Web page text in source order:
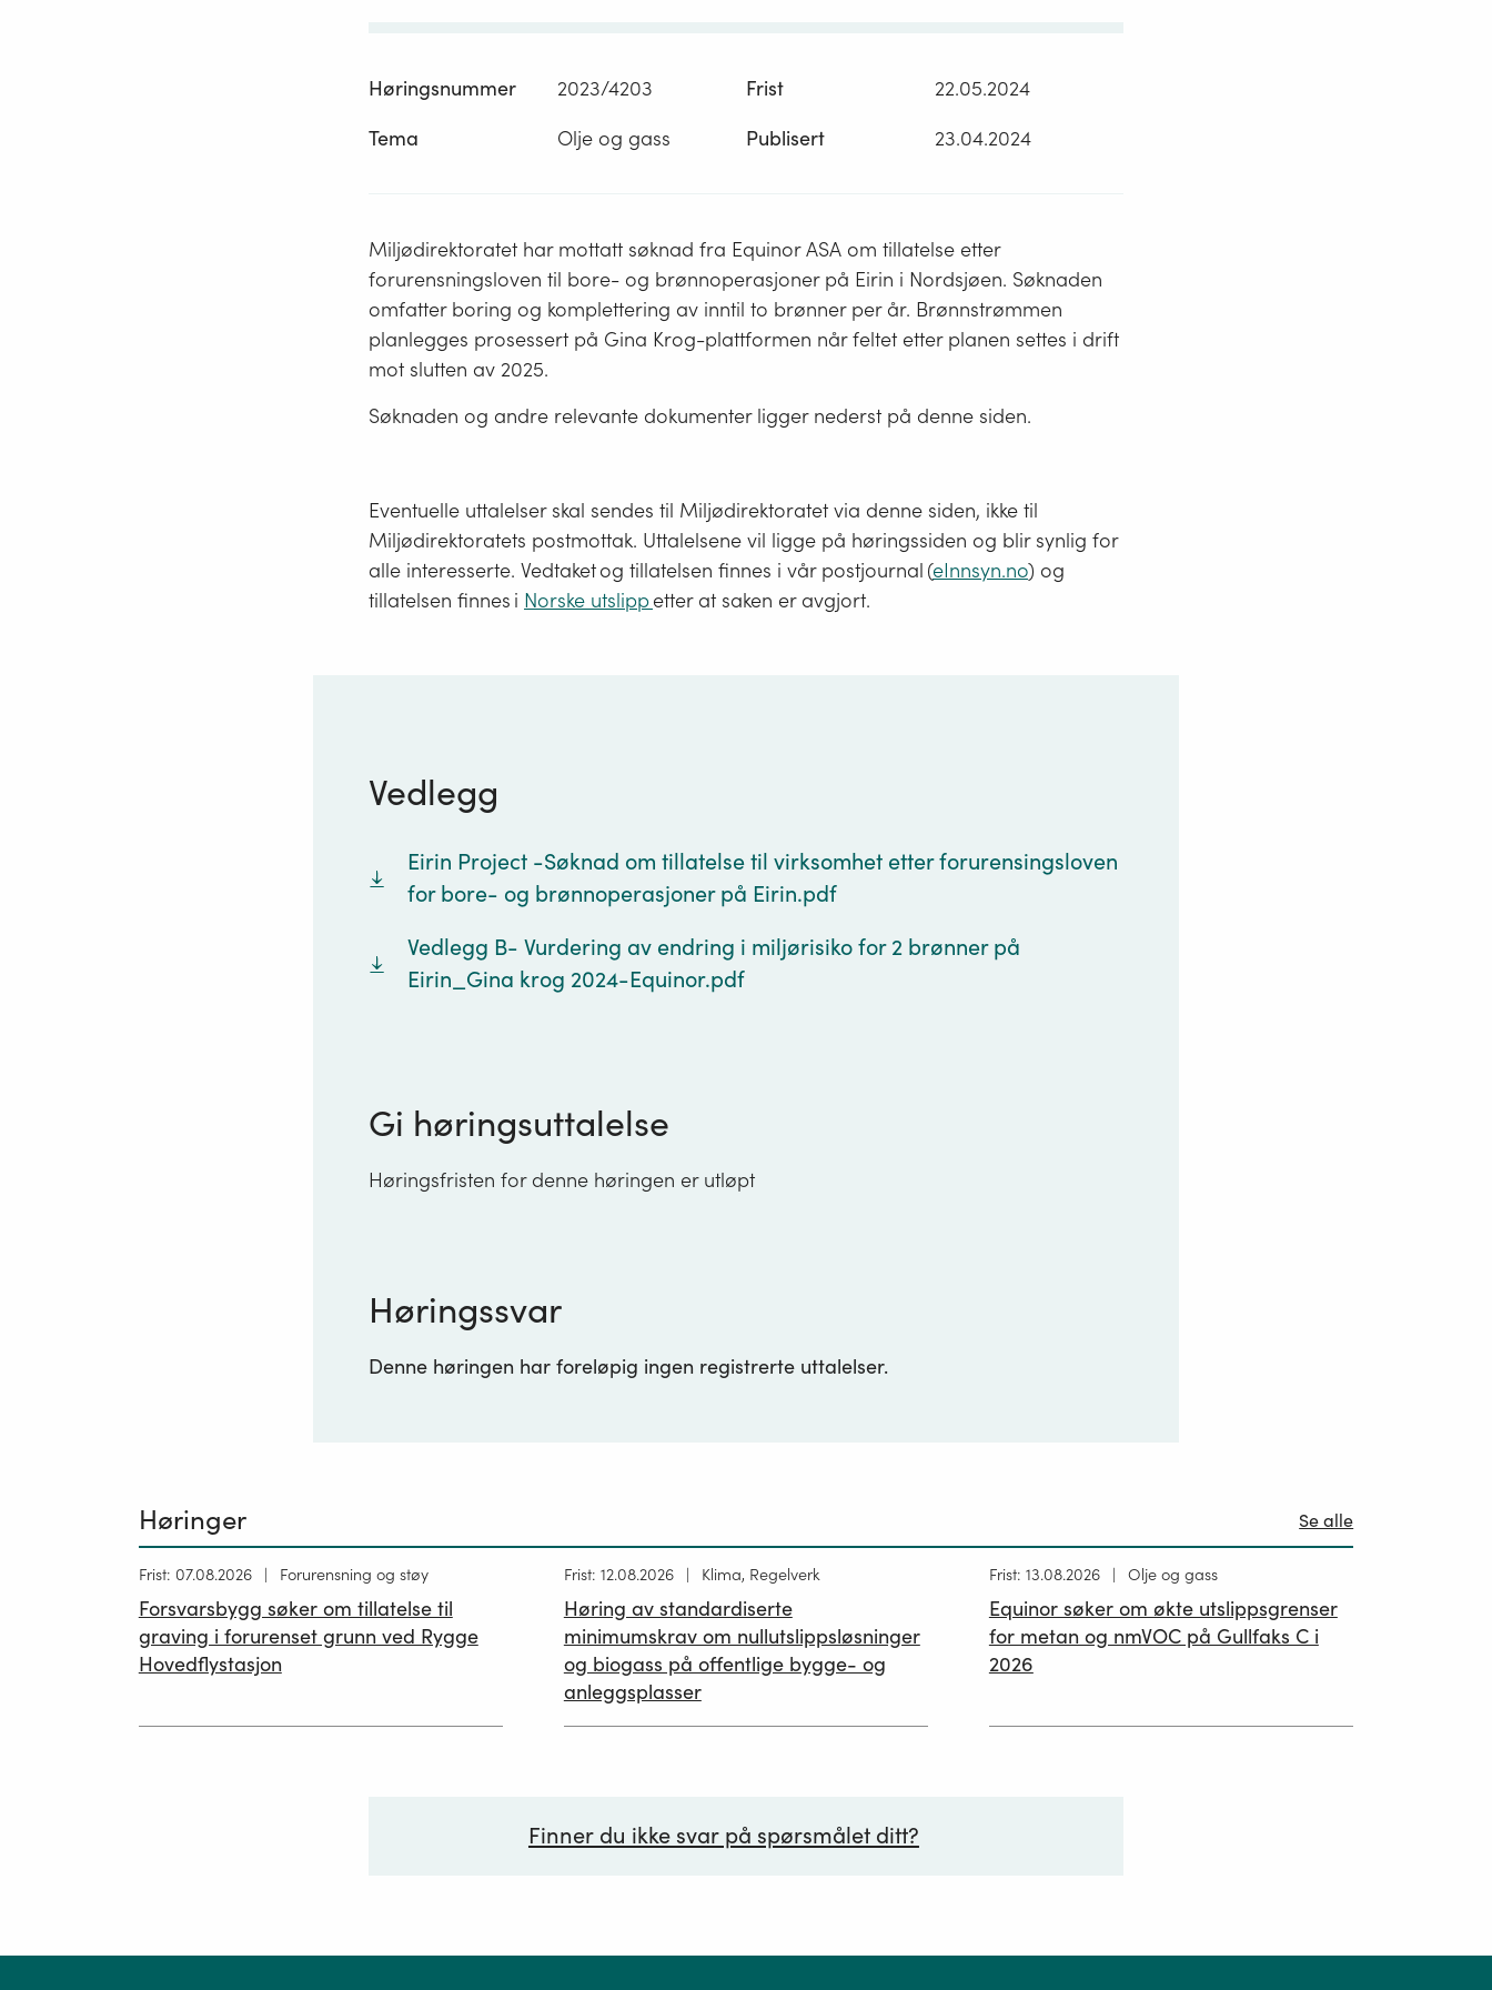
Høringsnummer 2023/4203 Frist
22.05.2024
Tema
Olje og gass Publisert 23.04.2024
Miljødirektoratet har mottatt søknad fra Equinor ASA om tillatelse etter
forurensningsloven til bore- og brønnoperasjoner på Eirin i Nordsjøen. Søknaden
omfatter boring og komplettering av inntil to brønner per år. Brønnstrømmen
planlegges prosessert på Gina Krog-plattformen når feltet etter planen settes i drift
mot slutten av 2025.
Søknaden og andre relevante dokumenter ligger nederst på denne siden.
Eventuelle uttalelser skal sendes til Miljødirektoratet via denne siden, ikke til
Miljødirektoratets postmottak. Uttalelsene vil ligge på høringssiden og blir synlig for
alle interesserte. Vedtaket og tillatelsen finnes i vår postjournal (eInnsyn.no) og
tillatelsen finnes i Norske utslippetter at saken er avgjort.
Vedlegg
Eirin Project -Søknad om tillatelse til virksomhet etter forurensingsloven
for bore- og brønnoperasjoner på Eirin.pdf
Vedlegg B- Vurdering av endring i miljørisiko for 2 brønner på
Eirin_Gina krog 2024-Equinor.pdf
Gi høringsuttalelse
Høringsfristen for denne høringen er utløpt
Høringssvar
Denne høringen har foreløpig ingen registrerte uttalelser.
Høringer Se alle
Høring
publisert
26.06.2026
Frist: 07.08.2026 Forurensning og støy
Forsvarsbygg søker om tillatelse til
graving i forurenset grunn ved Rygge
Hovedflystasjon
Høring
publisert
12.05.2026
Frist: 12.08.2026 Klima, Regelverk
Høring av standardiserte
minimumskrav om nullutslippsløsninger
og biogass på offentlige bygge- og
anleggsplasser
Høring
publisert
02.07.2026
Frist: 13.08.2026 Olje og gass
Equinor søker om økte utslippsgrenser
for metan og nmVOC på Gullfaks C i
2026
Finner du ikke svar på spørsmålet ditt?